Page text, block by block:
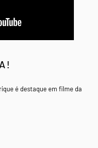
é destaque em filme da